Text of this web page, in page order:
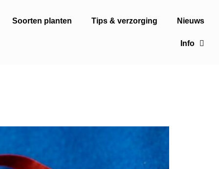
Soorten planten Tips & verzorging Nieuws
Info